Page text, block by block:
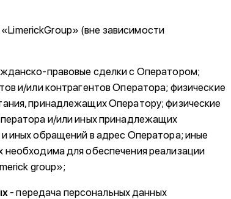
(вне зависимости
правовые сделки с Оператором;
и/или контрагентов Оператора; физические
принадлежащих Оператору; физические
и/или иных принадлежащих
иных обращений в адрес Оператора; иные
для обеспечения реализации
group»;
- передача персональных данных